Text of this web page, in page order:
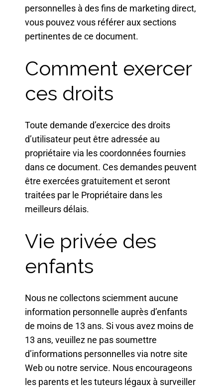
personnelles à des fins de marketing direct,
vous pouvez vous référer aux sections
pertinentes de ce document.
Comment exercer
ces droits
Toute demande d’exercice des droits
d’utilisateur peut être adressée au
propriétaire via les coordonnées fournies
dans ce document. Ces demandes peuvent
être exercées gratuitement et seront
traitées par le Propriétaire dans les
meilleurs délais.
Vie privée des
enfants
Nous ne collectons sciemment aucune
information personnelle auprès d’enfants
de moins de 13 ans. Si vous avez moins de
13 ans, veuillez ne pas soumettre
d’informations personnelles via notre site
Web ou notre service. Nous encourageons
les parents et les tuteurs légaux à surveiller